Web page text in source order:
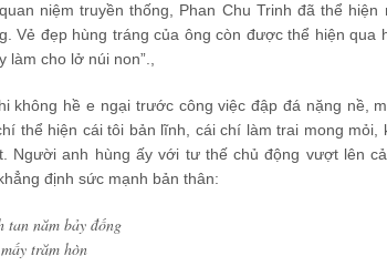
niệm truyền thống, Phan Chu Trinh đã thể
Vẻ đẹp hùng tráng của ông còn được thể hiện qua
làm cho lở núi non”.,
không hề e ngại trước công việc đập đá nặng nề,
thể hiện cái tôi bản lĩnh, cái chí làm trai mong mỏi,
Người anh hùng ấy với tư thế chủ động vượt lên
định sức mạnh bản thân:
tan năm bảy đống
trăm hòn